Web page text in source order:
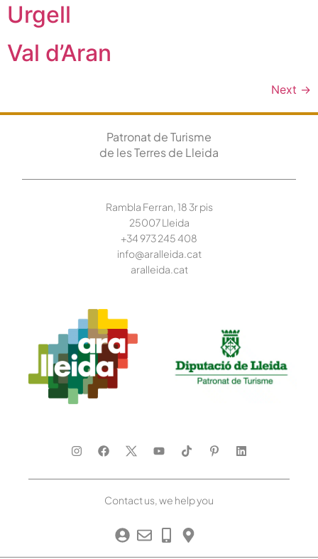
Urgell
Val d’Aran
Next →
Patronat de Turisme
de les Terres de Lleida
Rambla Ferran, 18 3r pis
25007 Lleida
+34 973 245408
info@aralleida.cat
aralleida.cat
Contact us, we help you